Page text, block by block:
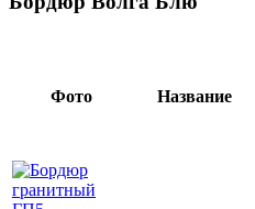
Фото Название